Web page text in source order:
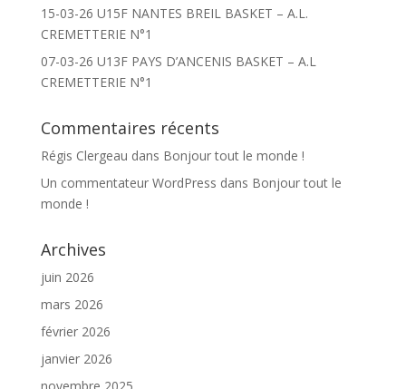
15-03-26 U15F NANTES BREIL BASKET – A.L.
CREMETTERIE N°1
07-03-26 U13F PAYS D’ANCENIS BASKET – A.L
CREMETTERIE N°1
Commentaires récents
Régis Clergeau dans Bonjour tout le monde !
Un commentateur WordPress dans Bonjour tout le
monde !
Archives
juin 2026
mars 2026
février 2026
janvier 2026